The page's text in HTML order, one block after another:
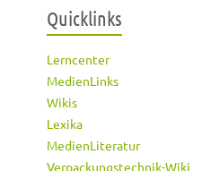
Quicklinks
Lerncenter
MedienLinks
Wikis
Lexika
MedienLiteratur
Verpackungstechnik-Wiki